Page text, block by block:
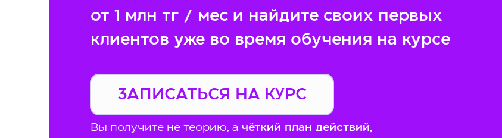
от 1 млн тг / мес и найдите своих первых
клиентов уже во время обучения на курсе
Вы получите не теорию, а чёткий план действий,
ЗАПИСАТЬСЯ НА КУРС